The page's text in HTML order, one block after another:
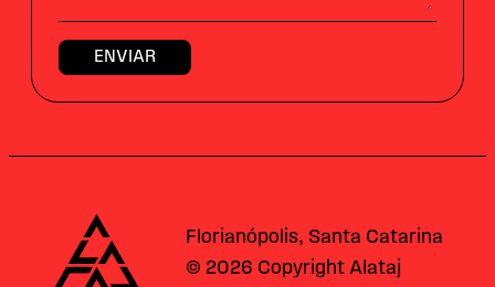
Alataj
Florianópolis, Santa Catarina
© 2026 Copyright Alataj